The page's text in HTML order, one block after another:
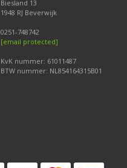
Biesland 13
1948 RJ Beverwijk
0251-748742
[email protected]
KvK nummer: 61011487
BTW nummer: NL854164315B01